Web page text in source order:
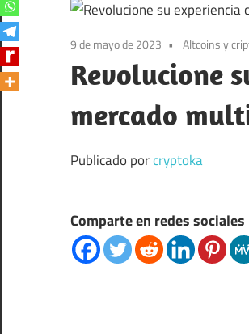
9 de mayo de 2023 Altcoins y
Revolucione
mercado
Publicado porcryptoka
Comparte en redes sociales